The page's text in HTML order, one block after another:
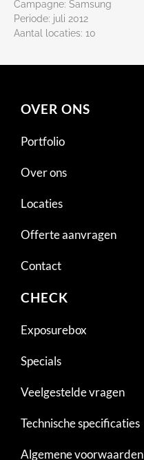
Campagne: Samsung
Periode: juli 2012
Aantal locaties: 10
OVER ONS
Portfolio
Over ons
Locaties
Offerte aanvragen
Contact
CHECK
Exposurebox
Specials
Veelgestelde vragen
Technische specificaties
Algemene voorwaarden